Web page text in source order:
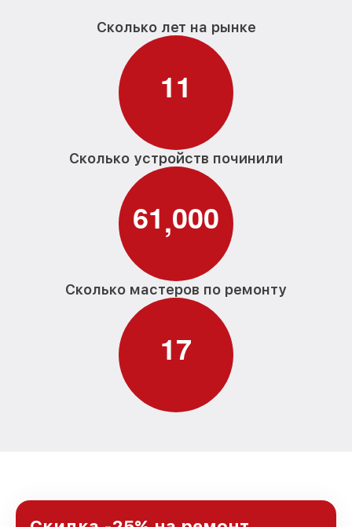
Сколько лет на рынке
11
Сколько устройств починили
61,000
Сколько мастеров по ремонту
17